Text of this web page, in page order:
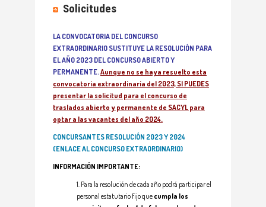
Solicitudes
LA CONVOCATORIA DEL CONCURSO
EXTRAORDINARIO SUSTITUYE LA RESOLUCIÓN PARA
EL AÑO 2023 DEL CONCURSO ABIERTO Y
PERMANENTE. Aunque no se haya resuelto esta
convocatoria extraordinaria del 2023, SI PUEDES
presentar la solicitud para el concurso de
traslados abierto y permanente de SACYL para
optar a las vacantes del año 2024.
CONCURSANTES RESOLUCIÓN 2023 Y 2024
(ENLACE AL CONCURSO EXTRAORDINARIO)
INFORMACIÓN IMPORTANTE:
1. Para la resolución de cada año podrá participar el
personal estatutario fijo que cumpla los